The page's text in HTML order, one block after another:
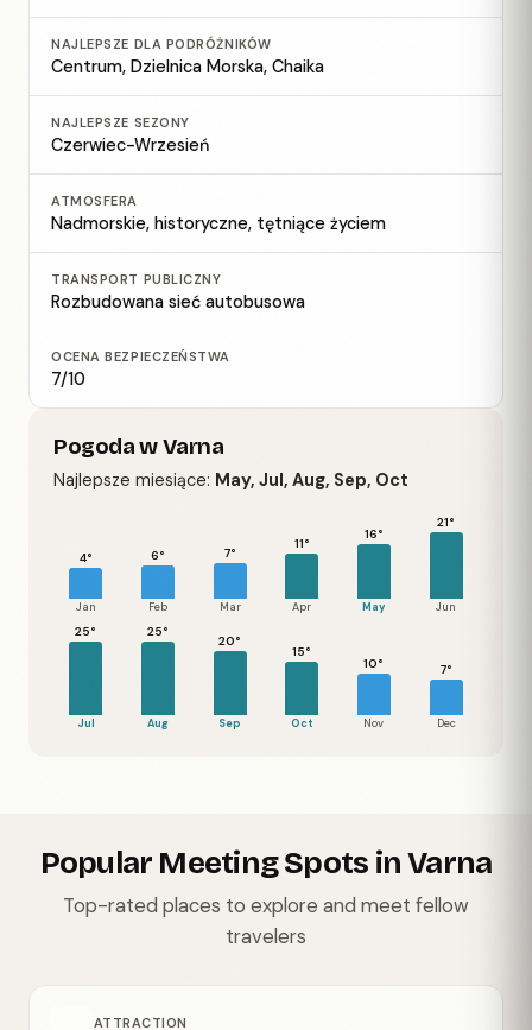
NAJLEPSZE DLA PODRÓŻNIKÓW
Centrum, Dzielnica Morska, Chaika
NAJLEPSZE SEZONY
Czerwiec-Wrzesień
ATMOSFERA
Nadmorskie, historyczne, tętniące życiem
TRANSPORT PUBLICZNY
Rozbudowana sieć autobusowa
OCENA BEZPIECZEŃSTWA
7/10
Pogoda w Varna
Najlepsze miesiące: May, Jul, Aug, Sep, Oct
4°
Jan
6°
Feb
7°
Mar
11°
Apr
16°
May
21°
Jun
25°
Jul
25°
Aug
20°
Sep
15°
Oct
10°
Nov
7°
Dec
Popular Meeting Spots in Varna
Top-rated places to explore and meet fellow
travelers
ATTRACTION